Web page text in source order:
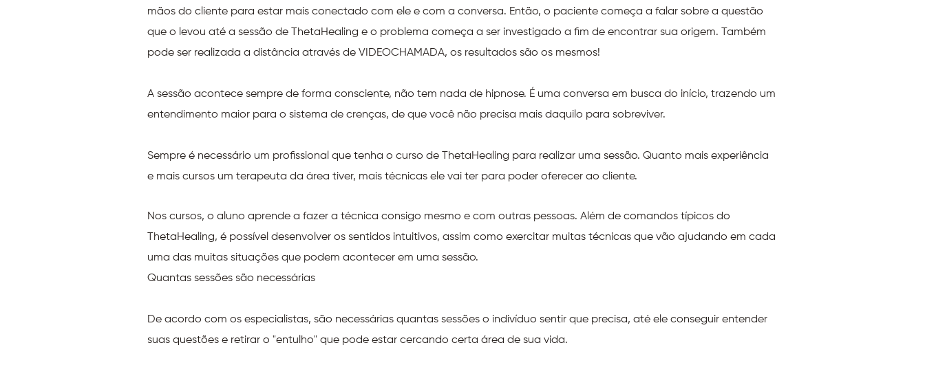
mãos do cliente para estar mais conectado com ele e com a conversa. Então, o paciente começa a falar sobre a questão
que o levou até a sessão de ThetaHealing e o problema começa a ser investigado a fim de encontrar sua origem. Também
pode ser realizada a distância através de VIDEOCHAMADA, os resultados são os mesmos!
A sessão acontece sempre de forma consciente, não tem nada de hipnose. É uma conversa em busca do início, trazendo um
entendimento maior para o sistema de crenças, de que você não precisa mais daquilo para sobreviver.
Sempre é necessário um profissional que tenha o curso de ThetaHealing para realizar uma sessão. Quanto mais experiência
e mais cursos um terapeuta da área tiver, mais técnicas ele vai ter para poder oferecer ao cliente.
Nos cursos, o aluno aprende a fazer a técnica consigo mesmo e com outras pessoas. Além de comandos típicos do
ThetaHealing, é possível desenvolver os sentidos intuitivos, assim como exercitar muitas técnicas que vão ajudando em cada
uma das muitas situações que podem acontecer em uma sessão.
Quantas sessões são necessárias
De acordo com os especialistas, são necessárias quantas sessões o indivíduo sentir que precisa, até ele conseguir entender
suas questões e retirar o "entulho" que pode estar cercando certa área de sua vida.